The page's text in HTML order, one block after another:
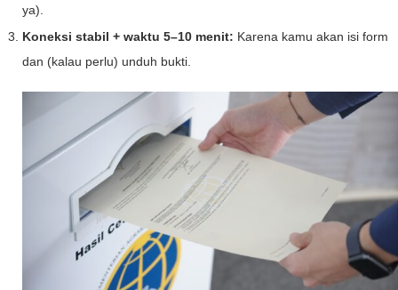
ya).
Koneksi stabil + waktu 5–10 menit: Karena kamu akan isi form
dan (kalau perlu) unduh bukti.